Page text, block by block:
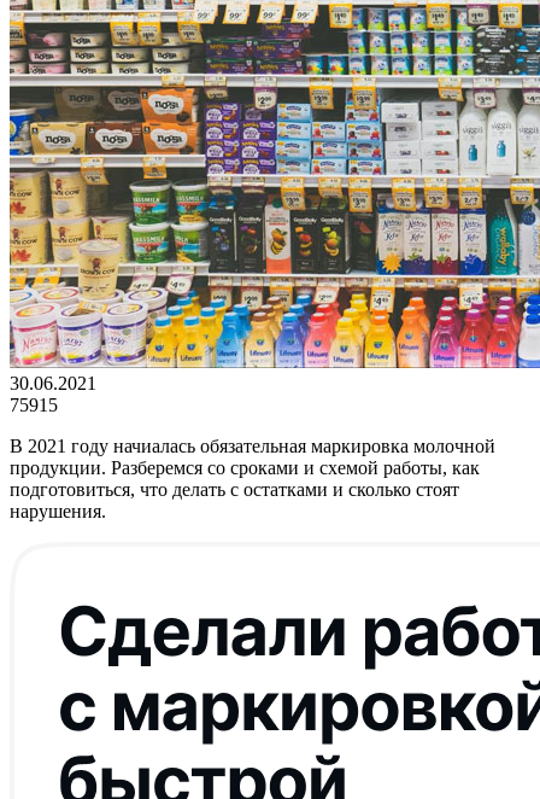
30.06.2021
75915
В 2021 году начиалась обязательная маркировка молочной
продукции. Разберемся со сроками и схемой работы, как
подготовиться, что делать с остатками и сколько стоят
нарушения.